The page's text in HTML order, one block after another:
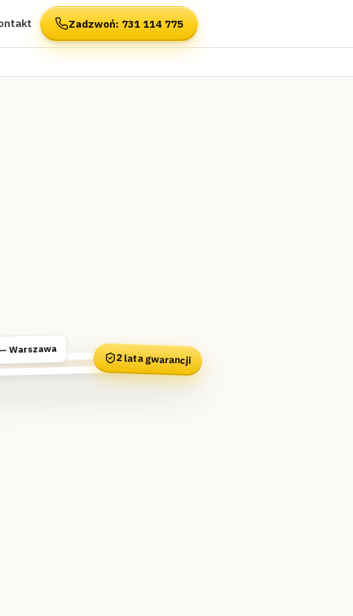
Zadzwoń: 731 114 775
2 lata gwarancji
Warszawa